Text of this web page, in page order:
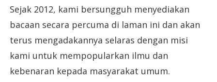
Sejak 2012, kami bersungguh menyediakan
bacaan secara percuma di laman ini dan akan
terus mengadakannya selaras dengan misi
kami untuk mempopularkan ilmu dan
kebenaran kepada masyarakat umum.